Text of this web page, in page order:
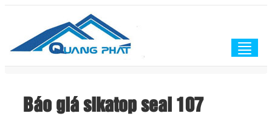
Báo giá sikatop seal 107